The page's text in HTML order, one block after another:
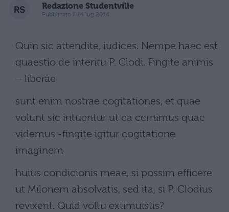
Redazione Studentville
Pubblicato il 14 lug 2014
Quin sic attendite, iudices. Nempe haec est
quaestio de interitu P. Clodi. Fingite animis
– liberae
sunt enim nostrae cogitationes, et quae
volunt sic intuentur ut ea cernimus quae
videmus -fingite igitur cogitatione
imaginem
huius condicionis meae, si possim efficere
ut Milonem absolvatis, sed ita, si P. Clodius
revixerit. Quid voltu extimuistis?